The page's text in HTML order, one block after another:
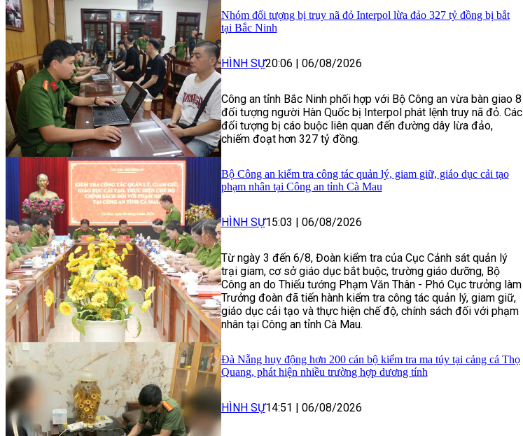
Nhóm đối tượng bị truy nã đỏ Interpol lừa đảo 327 tỷ đồng bị bắt
tại Bắc Ninh
HÌNH SỰ20:06 06/08/2026
Công an tỉnh Bắc Ninh phối hợp với Bộ Công an vừa bàn giao 8
đối tượng người Hàn Quốc bị Interpol phát lệnh truy nã đỏ. Các
đối tượng bị cáo buộc liên quan đến đường dây lừa đảo,
chiếm đoạt hơn 327 tỷ đồng.
Bộ Công an kiểm tra công tác quản lý, giam giữ, giáo dục cải tạo
phạm nhân tại Công an tỉnh Cà Mau
HÌNH SỰ15:03 06/08/2026
Từ ngày 3 đến 6/8, Đoàn kiểm tra của Cục Cảnh sát quản lý
trại giam, cơ sở giáo dục bắt buộc, trường giáo dưỡng, Bộ
Công an do Thiếu tướng Phạm Văn Thân - Phó Cục trưởng làm
Trưởng đoàn đã tiến hành kiểm tra công tác quản lý, giam giữ,
giáo dục cải tạo và thực hiện chế độ, chính sách đối với phạm
nhân tại Công an tỉnh Cà Mau.
Đà Nẵng huy động hơn 200 cán bộ kiểm tra ma túy tại cảng cá Thọ
Quang, phát hiện nhiều trường hợp dương tính
HÌNH SỰ14:51 06/08/2026